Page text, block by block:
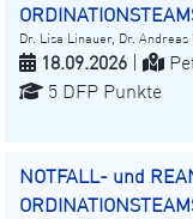
Dr. Lisa Linauer, Dr. Andreas
18.09.2026
5 DFP Punkte
NOTFALL- und